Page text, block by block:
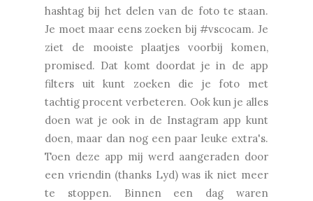
hashtag bij het delen van de foto te staan.
Je moet maar eens zoeken bij #vscocam. Je
ziet de mooiste plaatjes voorbij komen,
promised. Dat komt doordat je in de app
filters uit kunt zoeken die je foto met
tachtig procent verbeteren. Ook kun je alles
doen wat je ook in de Instagram app kunt
doen, maar dan nog een paar leuke extra's.
Toen deze app mij werd aangeraden door
een vriendin (thanks Lyd) was ik niet meer
te stoppen. Binnen een dag waren